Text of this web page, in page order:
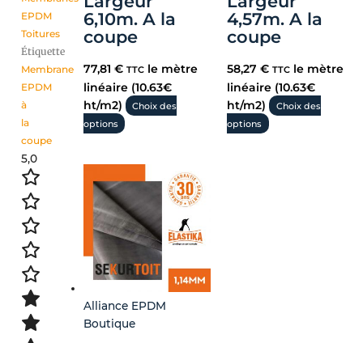
EPDM
Toitures
Étiquette
Membrane
EPDM
à
la
coupe
5,0
6,10m. A la
coupe
77,81 € TTCle mètre
linéaire (10.63€
ht/m2)
Choix des
options
4,57m. A la
coupe
58,27€ TTC le mètre
linéaire (10.63€
ht/m2)
Choix des
options
Alliance EPDM
Boutique